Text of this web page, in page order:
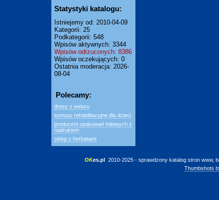
Statystyki katalogu:
Istniejemy od: 2010-04-09
Kategorii: 25
Podkategorii: 548
Wpisów aktywnych: 3344
Wpisów odrzuconych: 8386
Wpisów oczekujących: 0
Ostatnia moderacja: 2026-
08-04
Polecamy:
dresy z weluru
turnusy rehabilitacyjne dla dzieci
producent opakowań foliowych z
nadrukiem
sklep z herbatami
OKes.pl 2010-2025 - sprawdzony katalog stron www,
Thumbshots